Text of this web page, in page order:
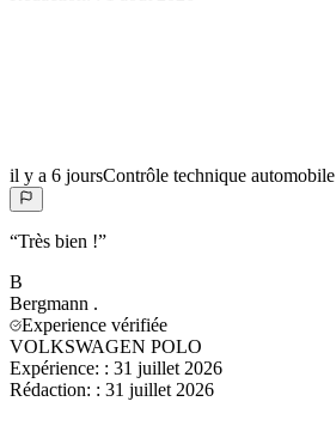
il y a 6 joursContrôle technique automobile
“Très bien !”
B
Bergmann .
Experience vérifiée
VOLKSWAGEN POLO
Expérience: : 31 juillet 2026
Rédaction: : 31 juillet 2026